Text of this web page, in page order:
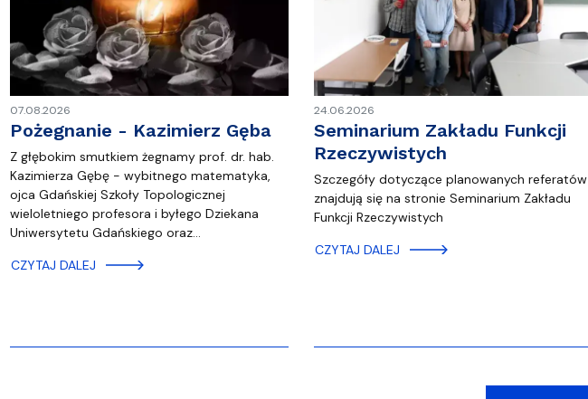
07.08.2026
Pożegnanie - Kazimierz Gęba
Z głębokim smutkiem żegnamy prof. dr. hab.
Kazimierza Gębę - wybitnego matematyka,
ojca Gdańskiej Szkoły Topologicznej
wieloletniego profesora i byłego Dziekana
Uniwersytetu Gdańskiego oraz…
CZYTAJ DALEJ
24.06.2026
Seminarium Zakładu Funkcji
Rzeczywistych
Szczegóły dotyczące planowanych referatów
znajdują się na stronie Seminarium Zakładu
Funkcji Rzeczywistych
CZYTAJ DALEJ